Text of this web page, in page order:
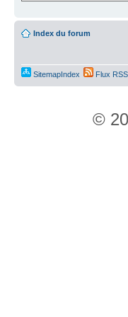
Index du forum
SitemapIndex Flux RSS
©